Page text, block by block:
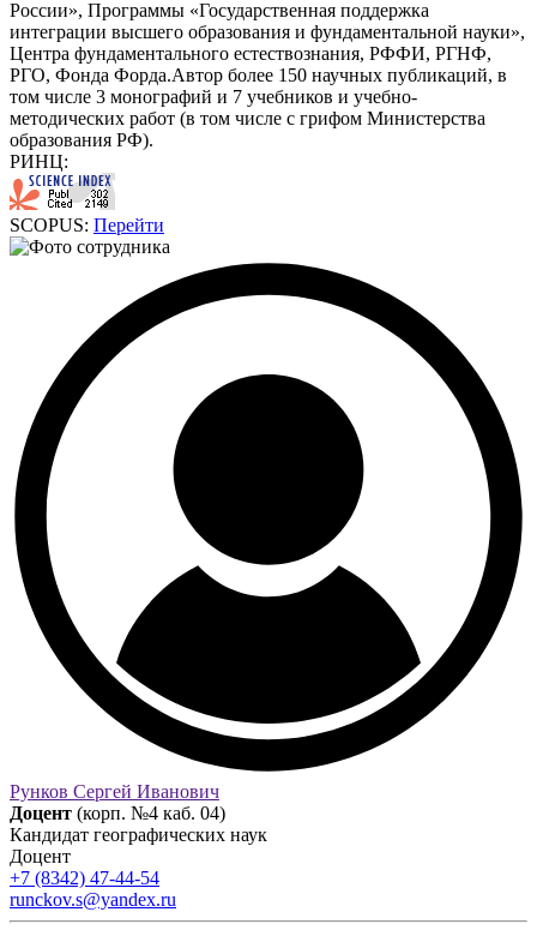
России», Программы «Государственная поддержка
интеграции высшего образования и фундаментальной науки»,
Центра фундаментального естествознания, РФФИ, РГНФ,
РГО, Фонда Форда.Автор более 150 научных публикаций, в
том числе 3 монографий и 7 учебников и учебно-
методических работ (в том числе с грифом Министерства
образования РФ).
РИНЦ:
SCOPUS: Перейти
Рунков Сергей Иванович
Доцент (корп. №4 каб. 04)
Кандидат географических наук
Доцент
+7 (8342) 47-44-54
runckov.s@yandex.ru